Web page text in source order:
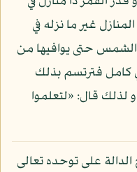
غير ما نزله في
الشمس حتى يوافيها من
كامل فترتسم بذلك
لذلك قال: «لتعلموا
على توحده تعالى